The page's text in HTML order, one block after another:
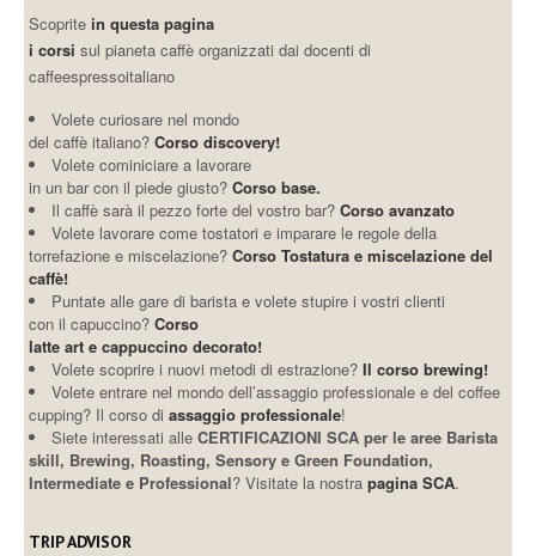
Scopritein questa pagina
i corsi sul pianeta caffè organizzati dai docenti di
caffeespressoitaliano
Volete curiosare nel mondo
del caffè italiano? Corso discovery!
Volete cominiciare a lavorare
in un bar con il piede giusto? Corso base.
Il caffè sarà il pezzo forte del vostro bar?Corso avanzato
Volete lavorare come tostatori e imparare le regole della
torrefazione e miscelazione?Corso Tostatura e miscelazione del
caffè!
Puntate alle gare di barista e volete stupire i vostri clienti
con il capuccino?Corso
latte art e cappuccino decorato!
Volete scoprire i nuovi metodi di estrazione?Il corso brewing!
Volete entrare nel mondo dell’assaggio professionale e del coffee
cupping? Il corso diassaggio professionale!
Siete interessati alleCERTIFICAZIONI SCA per le aree Barista
skill, Brewing, Roasting, Sensory e Green Foundation,
Intermediate e Professional? Visitate la nostrapagina SCA.
TRIP ADVISOR